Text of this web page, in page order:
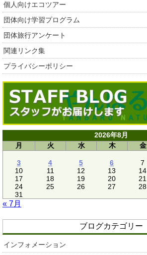
個人向けエコツアー
団体向け学習プログラム
団体旅行アンケート
関連リンク集
プライバシーポリシー
2026年8月
月
火 水 木 金
3
4 5 6 7
10
11 12 13 14
17
18 19 20 21
24
25 26 27 28
31
« 7月
ブログカテゴリー
インフォメーション